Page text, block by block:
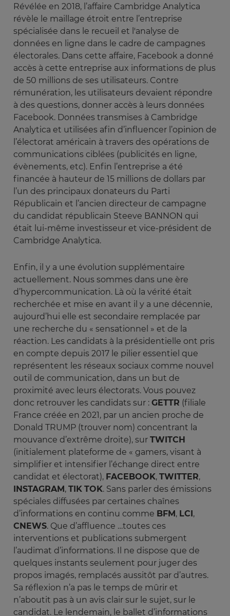
Révélée en 2018, l’affaire Cambridge Analytica
révèle le maillage étroit entre l’entreprise
spécialisée dans le recueil et l'analyse de
données en ligne dans le cadre de campagnes
électorales. Dans cette affaire, Facebook a donné
accès à cette entreprise aux informations de plus
de 50 millions de ses utilisateurs. Contre
rémunération, les utilisateurs devaient répondre
à des questions, donner accès à leurs données
Facebook. Données transmises à Cambridge
Analytica et utilisées afin d’influencer l’opinion de
l’électorat américain à travers des opérations de
communications ciblées (publicités en ligne,
évènements, etc). Enfin l’entreprise a été
financée à hauteur de 15 millions de dollars par
l’un des principaux donateurs du Parti
Républicain et l’ancien directeur de campagne
du candidat républicain Steeve BANNON qui
était lui-même investisseur et vice-président de
Cambridge Analytica.
Enfin, il y a une évolution supplémentaire
actuellement. Nous sommes dans une ère
d’hypercommunication. Là où la vérité était
recherchée et mise en avant il y a une décennie,
aujourd’hui elle est secondaire remplacée par
une recherche du « sensationnel » et de la
réaction. Les candidats à la présidentielle ont pris
en compte depuis 2017 le pilier essentiel que
représentent les réseaux sociaux comme nouvel
outil de communication, dans un but de
proximité avec leurs électorats. Vous pouvez
donc retrouver les candidats sur : GETTR (filiale
France créée en 2021, par un ancien proche de
Donald TRUMP (trouver nom) concentrant la
mouvance d’extrême droite), sur TWITCH
(initialement plateforme de « gamers, visant à
simplifier et intensifier l’échange direct entre
candidat et électorat), FACEBOOK, TWITTER,
INSTAGRAM, TIK TOK. Sans parler des émissions
spéciales diffusées par certaines chaînes
d’informations en continu comme BFM, LCI,
CNEWS. Que d’affluence …toutes ces
interventions et publications submergent
l’audimat d’informations. Il ne dispose que de
quelques instants seulement pour juger des
propos imagés, remplacés aussitôt par d’autres.
Sa réflexion n’a pas le temps de mûrir et
n’aboutit pas à un avis clair sur le sujet, sur le
candidat. Le lendemain, le ballet d’informations